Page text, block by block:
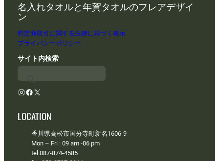
名入れタオルと年賀タオルのフレアデザイ
ン
特定商取引に関する法律に基づく表示
プライバシーポリシー
サイト内検索
Instagram Facebook X
LOCATION
香川県高松市国分寺町新名1606-9
Mon – Fri : 09 am -06 pm
tel.087-874-4585